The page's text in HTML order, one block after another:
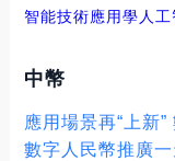
智能技術應用學人工
中幣
應用場景再“上新
數字人民幣推廣